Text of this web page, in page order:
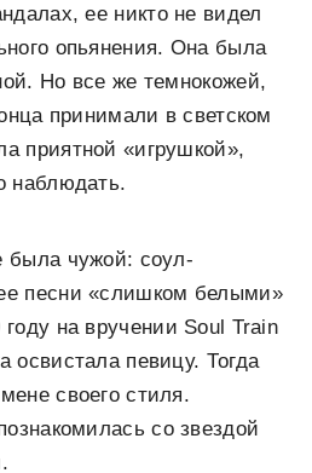
ее никто не видел
опьянения. Она была
Но все же темнокожей,
принимали в светском
приятной «игрушкой»,
наблюдать.
была чужой: соул-
песни «слишком белыми»
на вручении Soul Train
освистала певицу. Тогда
своего стиля.
со звездой